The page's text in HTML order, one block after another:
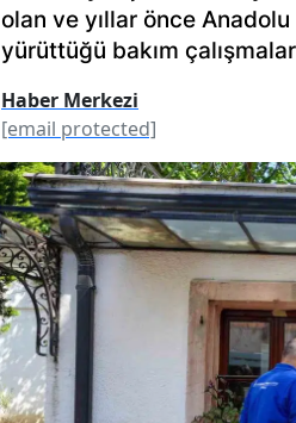
olan ve yıllar önce
yürüttüğü bakım
Haber Merkezi
[email protected]